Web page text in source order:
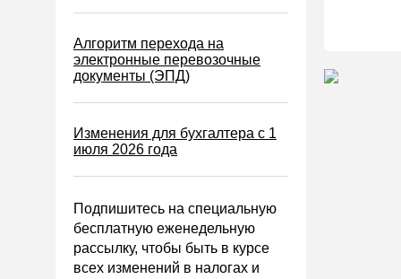
Онлайн-кассы ККТ ККМ
Управленческий учет
Анализ хозяйственной
Охрана труда и аттестация
Охрана труда
Алгоритм перехода на
электронные перевозочные
документы (ЭПД)
Изменения для бухгалтера с 1
июля 2026 года
Подпишитесь на специальную
бесплатную еженедельную
рассылку, чтобы быть в курсе
всех изменений в налогах и